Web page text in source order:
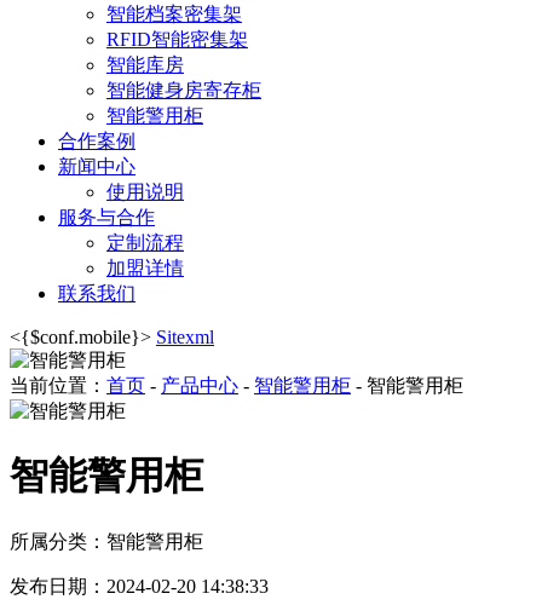
智能档案密集架
RFID智能密集架
智能库房
智能健身房寄存柜
智能警用柜
合作案例
新闻中心
使用说明
服务与合作
定制流程
加盟详情
联系我们
<{$conf.mobile}> Sitexml
当前位置： 首页 - 产品中心 - 智能警用柜 - 智能警用柜
智能警用柜
所属分类：智能警用柜
发布日期：2024-02-20 14:38:33